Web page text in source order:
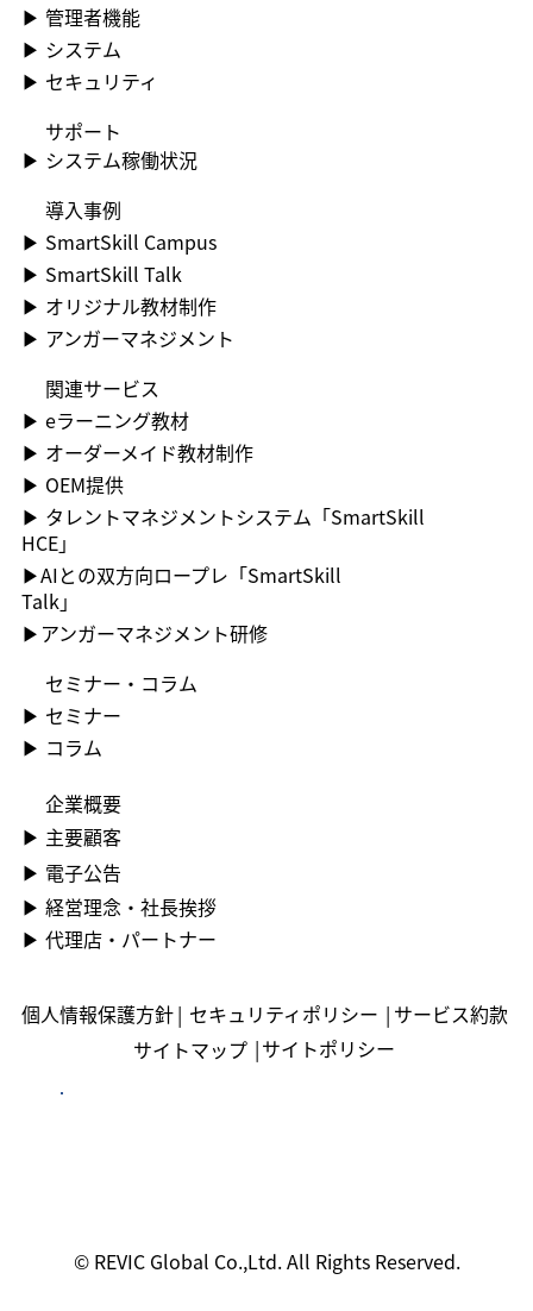
▶​ 管理者機能
▶​ システム
▶​ セキュリティ
​サポート
▶​ システム稼働状況
​導入事例
▶​ SmartSkill Campus
▶​ SmartSkill Talk
▶​ オリジナル教材制作
▶​ アンガーマネジメント
関連サービス
▶ ︎eラーニング教材
▶ ︎オーダーメイド教材制作
▶ OEM提供
▶ ︎タレントマネジメントシステム「SmartSkill
HCE」
▶AIとの双方向ロープレ「SmartSkill
Talk」
​▶アンガーマネジメント研修
セミナー・コラム
▶ ︎セミナー
▶ コラム
企業概要
▶ ︎主要顧客
▶ ︎電子公告
▶ ︎︎経営理念・社長挨拶
▶ ︎︎代理店・パートナー
サイトマップ サイトポリシー
|
個人情報保護方針 セキュリティポリシー サービス約款
| |
© REVIC Global Co.,Ltd. All Rights Reserved.